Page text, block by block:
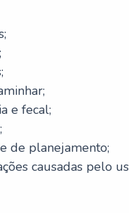
e fecal;
de planejamento;
causadas pelo